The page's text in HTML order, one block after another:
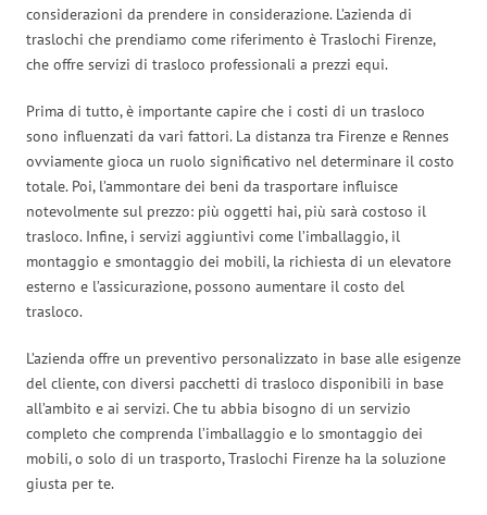
considerazioni da prendere in considerazione. L’azienda di
traslochi che prendiamo come riferimento è Traslochi Firenze,
che offre servizi di trasloco professionali a prezzi equi.
Prima di tutto, è importante capire che i costi di un trasloco
sono influenzati da vari fattori. La distanza tra Firenze e Rennes
ovviamente gioca un ruolo significativo nel determinare il costo
totale. Poi, l’ammontare dei beni da trasportare influisce
notevolmente sul prezzo: più oggetti hai, più sarà costoso il
trasloco. Infine, i servizi aggiuntivi come l’imballaggio, il
montaggio e smontaggio dei mobili, la richiesta di un elevatore
esterno e l’assicurazione, possono aumentare il costo del
trasloco.
L’azienda offre un preventivo personalizzato in base alle esigenze
del cliente, con diversi pacchetti di trasloco disponibili in base
all’ambito e ai servizi. Che tu abbia bisogno di un servizio
completo che comprenda l’imballaggio e lo smontaggio dei
mobili, o solo di un trasporto, Traslochi Firenze ha la soluzione
giusta per te.